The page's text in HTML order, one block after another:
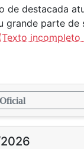
de destacada
grande parte de